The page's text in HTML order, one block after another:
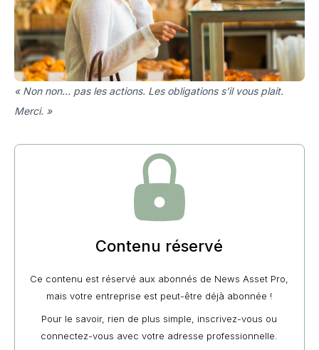
« Non non… pas les actions. Les obligations s’il vous plait.
Merci. »
Contenu réservé
Ce contenu est réservé aux abonnés de News Asset Pro,
mais votre entreprise est peut-être déjà abonnée !
Pour le savoir, rien de plus simple, inscrivez-vous ou
connectez-vous avec votre adresse professionnelle.